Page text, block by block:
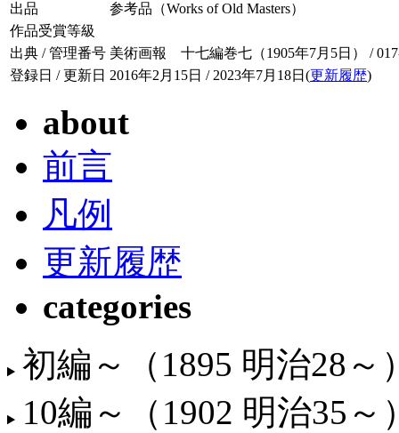
出品
参考品（Works of Old Masters）
作品受賞等級
出典 / 管理番号 美術画報 十七編巻七（1905年7月5日） /
登録日 / 更新日 2016年2月15日 / 2023年7月18日(更新履歴)
about
前言
凡例
更新履歴
categories
初編～（1895 明治28～
10編～（1902 明治35～